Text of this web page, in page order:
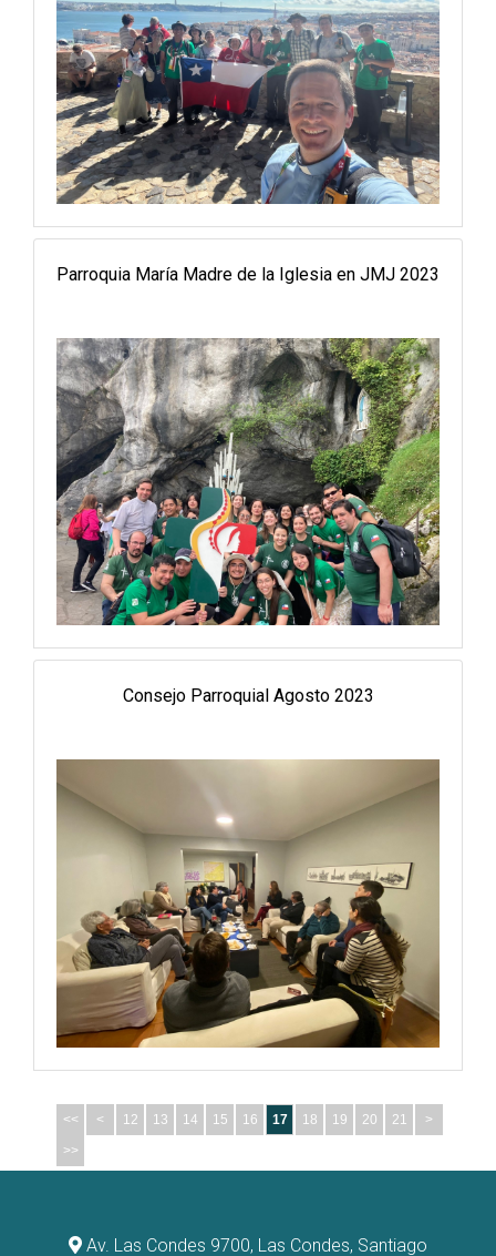
Parroquia María Madre de la Iglesia en JMJ 2023
Consejo Parroquial Agosto 2023
<< < 12 13 14 15 16 17 18 19 20 21
>
>>
Av. Las Condes 9700, Las Condes, Santiago